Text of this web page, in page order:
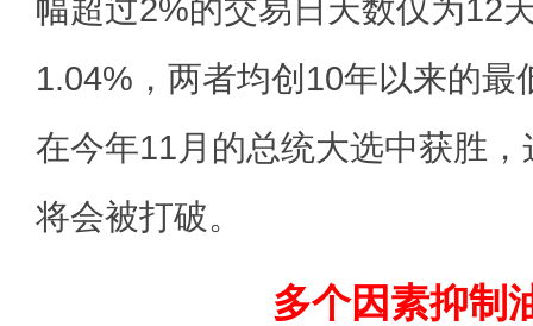
幅超过2%的交易日天数仅为12
1.04%，两者均创10年以来的最
在今年11月的总统大选中获胜
将会被打破。
多个因素抑制